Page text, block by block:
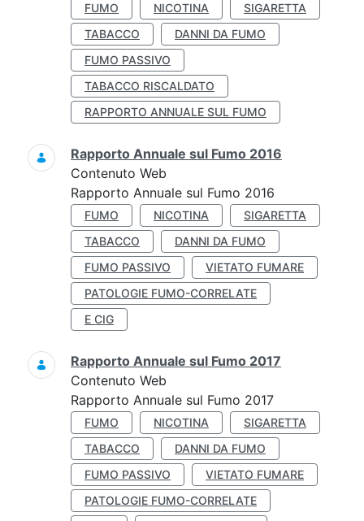
FUMO NICOTINA
SIGARETTA
TABACCO
DANNI DA FUMO
FUMO PASSIVO
TABACCO RISCALDATO
RAPPORTO ANNUALE SUL FUMO
Rapporto Annuale sul Fumo 2016
Contenuto Web
Rapporto Annuale sul Fumo 2016
FUMO NICOTINA
SIGARETTA
TABACCO
DANNI DA FUMO
FUMO PASSIVO
VIETATO FUMARE
PATOLOGIE FUMO-CORRELATE
E CIG
Rapporto Annuale sul Fumo 2017
Contenuto Web
Rapporto Annuale sul Fumo 2017
FUMO NICOTINA
SIGARETTA
TABACCO
DANNI DA FUMO
FUMO PASSIVO
VIETATO FUMARE
PATOLOGIE FUMO-CORRELATE